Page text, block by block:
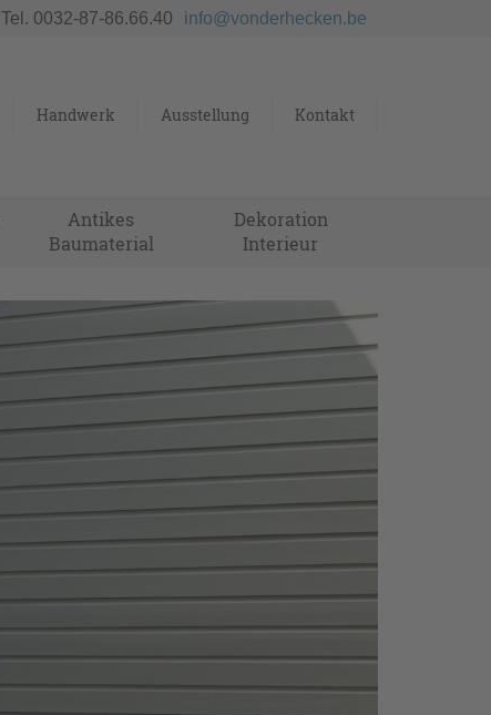
Tel. 0032-87-86.66.40 info@vonderhecken.be
Handwerk Ausstellung Kontakt
Antikes
Baumaterial
Dekoration
Interieur